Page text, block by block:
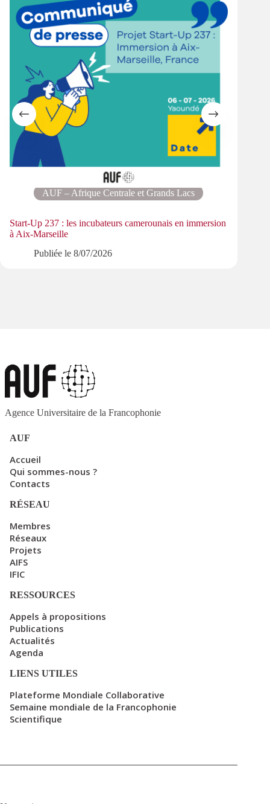
AUF – Afrique Centrale et Grands Lacs
Start-Up 237 : les incubateurs camerounais en immersion
à Aix-Marseille
Publiée le 8/07/2026
Agence Universitaire de la Francophonie
AUF
Accueil
Qui sommes-nous ?
Contacts
RÉSEAU
Membres
Réseaux
Projets
AIFS
IFIC
RESSOURCES
Appels à propositions
Publications
Actualités
Agenda
LIENS UTILES
Plateforme Mondiale Collaborative
Semaine mondiale de la Francophonie
Scientifique